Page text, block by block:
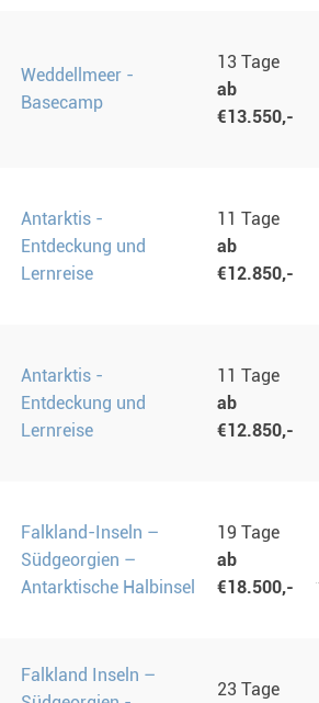
Weddellmeer -
Basecamp
13 Tage
ab
€13.550,-
Antarktis -
Entdeckung und
Lernreise
11 Tage
ab
€12.850,-
Antarktis -
Entdeckung und
Lernreise
11 Tage
ab
€12.850,-
Falkland-Inseln –
Südgeorgien –
Antarktische Halbinsel
19 Tage
ab
€18.500,-
Falkland Inseln –
23 Tage